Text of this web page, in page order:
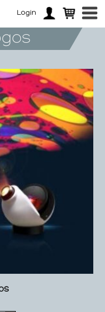
Login